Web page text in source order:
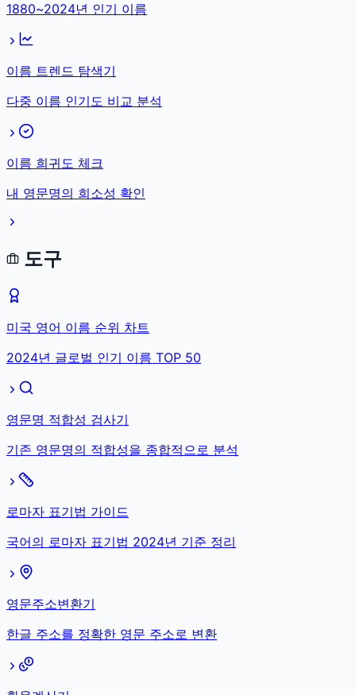
1880~2024년 인기 이름
이름 트렌드 탐색기
다중 이름 인기도 비교 분석
이름 희귀도 체크
내 영문명의 희소성 확인
도구
미국 영어 이름 순위 차트
2024년 글로벌 인기 이름 TOP 50
영문명 적합성 검사기
기존 영문명의 적합성을 종합적으로 분석
로마자 표기법 가이드
국어의 로마자 표기법 2024년 기준 정리
영문주소변환기
한글 주소를 정확한 영문 주소로 변환